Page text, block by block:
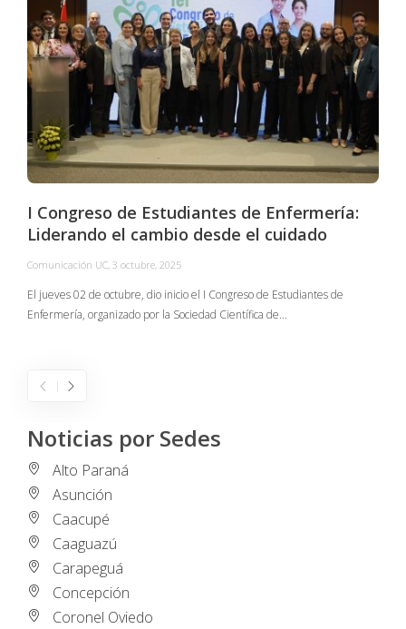
I Congreso de Estudiantes de Enfermería:
Liderando el cambio desde el cuidado
Comunicación UC, 3 octubre, 2025
El jueves 02 de octubre, dio inicio el I Congreso de Estudiantes de
Enfermería, organizado por la Sociedad Científica de…
Noticias por Sedes
Alto Paraná
Asunción
Caacupé
Caaguazú
Carapeguá
Concepción
Coronel Oviedo